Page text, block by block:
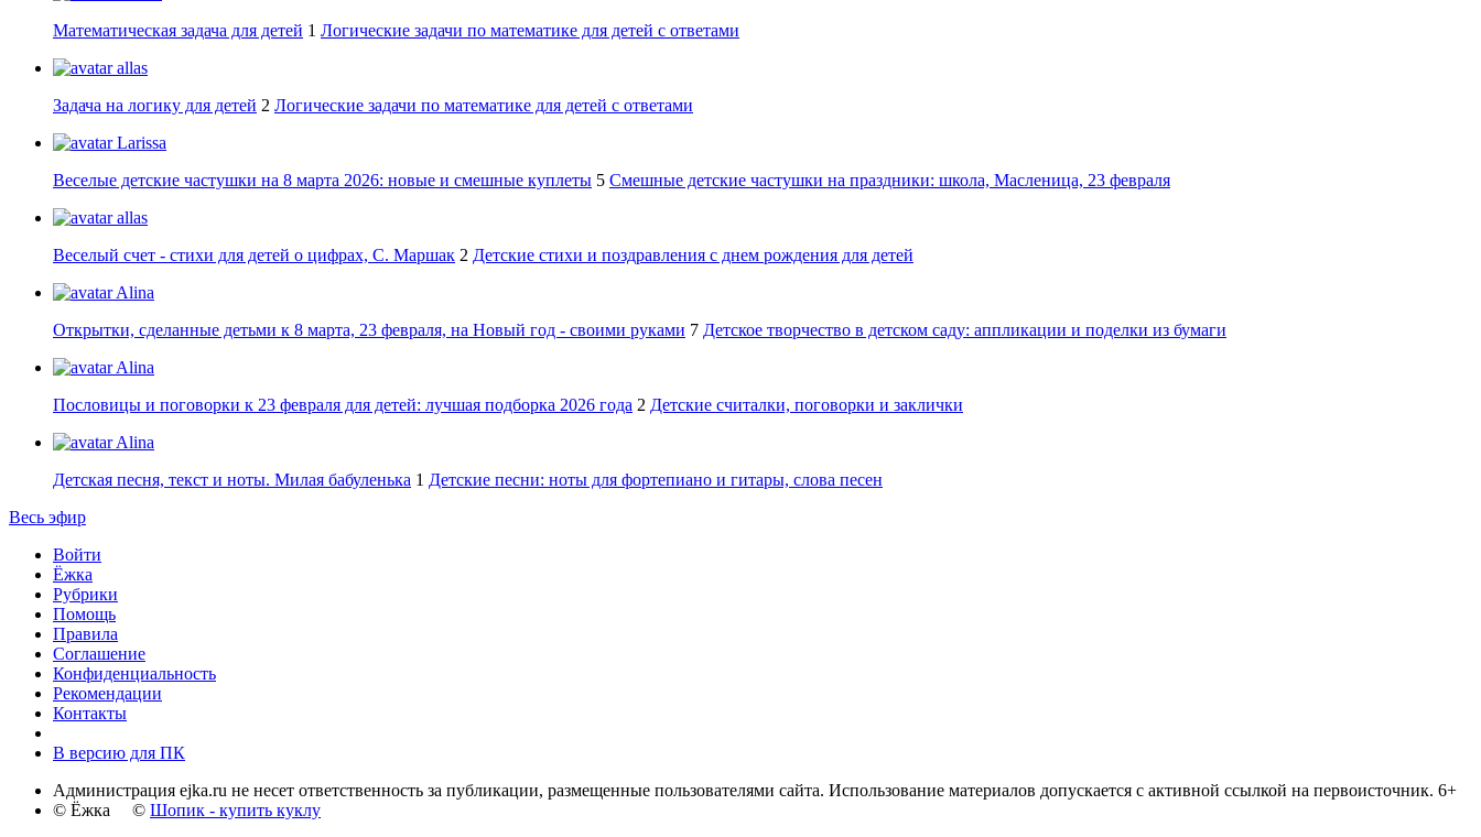
Математическая задача для детей 1 Логические задачи по математике для детей с ответами
allas
Задача на логику для детей 2 Логические задачи по математике для детей с ответами
Larissa
Веселые детские частушки на 8 марта 2026: новые и смешные куплеты 5 Смешные детские частушки на праздники: школа, Масленица, 23 февраля
allas
Веселый счет - стихи для детей о цифрах, С. Маршак 2 Детские стихи и поздравления с днем рождения для детей
Alina
Открытки, сделанные детьми к 8 марта, 23 февраля, на Новый год - своими руками 7 Детское творчество в детском саду: аппликации и поделки из бумаги
Alina
Пословицы и поговорки к 23 февраля для детей: лучшая подборка 2026 года 2 Детские считалки, поговорки и заклички
Alina
Детская песня, текст и ноты. Милая бабуленька 1 Детские песни: ноты для фортепиано и гитары, слова песен
Весь эфир
Войти
Ёжка
Рубрики
Помощь
Правила
Соглашение
Конфиденциальность
Рекомендации
Контакты
В версию для ПК
Администрация ejka.ru не несет ответственность за публикации, размещенные пользователями сайта. Использование материалов допускается с активной ссылкой на первоисточник. 6+
© Ёжка © Шопик - купить куклу